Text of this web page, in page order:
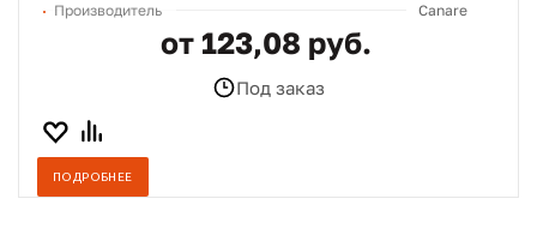
Производитель
Canare
от 123,08 руб.
Под заказ
ПОДРОБНЕЕ